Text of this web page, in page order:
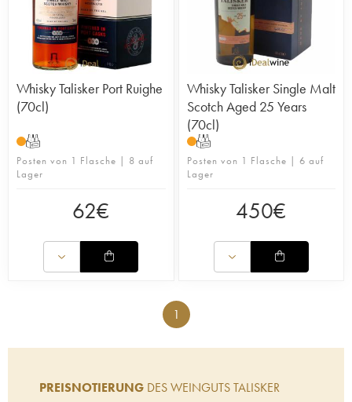
Whisky Talisker Port Ruighe
(70cl)
T
Posten von 1 Flasche | 8 auf
Lager
62€
Whisky Talisker Single Malt
Scotch Aged 25 Years
(70cl)
T
Posten von 1 Flasche | 6 auf
Lager
450€
1
PREISNOTIERUNG DES WEINGUTS TALISKER